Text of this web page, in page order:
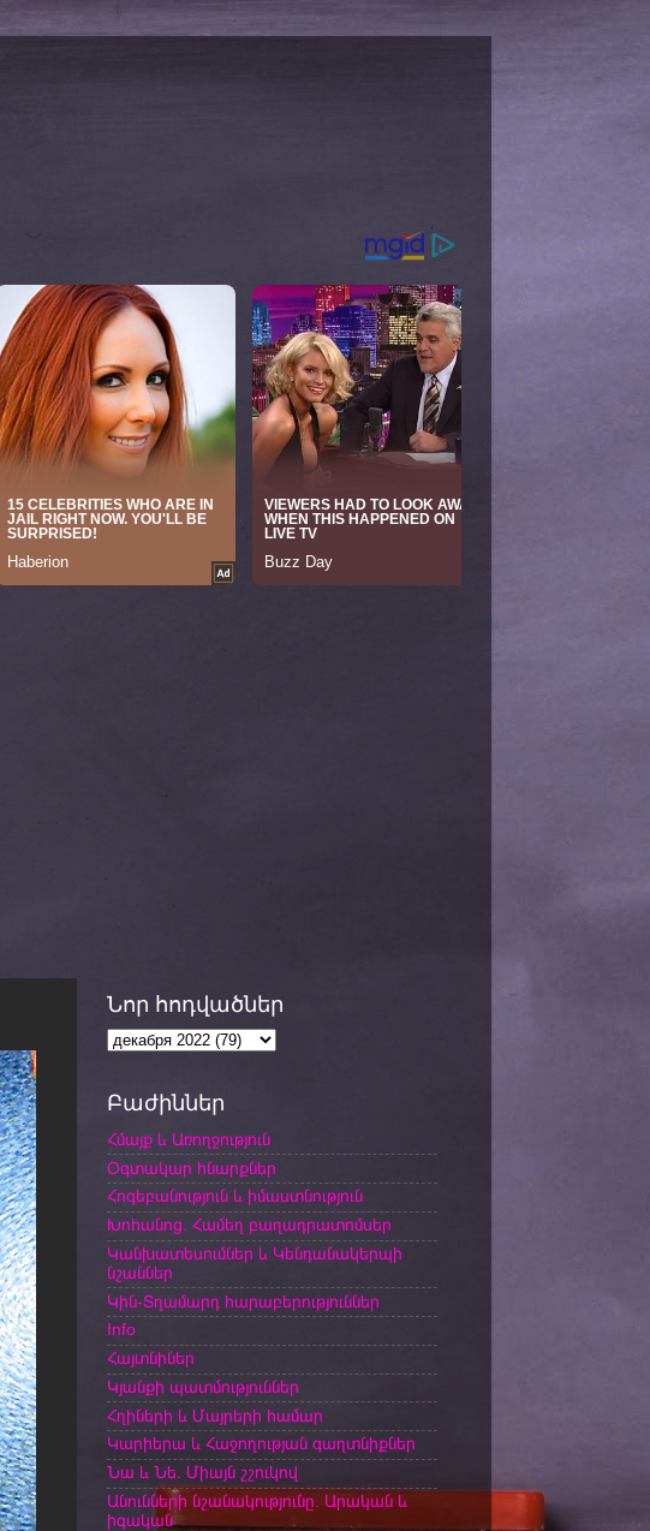
Նոր հոդվածներ
Բաժիններ
Հմայք և Առողջություն
Օգտակար հնարքներ
Հոգեբանություն և իմաստնություն
Խոհանոց. Համեղ բաղադրատոմսեր
Կանխատեսումներ և Կենդանակերպի
նշաններ
Կին-Տղամարդ հարաբերություններ
Info
Հայտնիներ
Կյանքի պատմություններ
Հղիների և Մայրերի համար
Կարիերա և Հաջողության գաղտնիքներ
Նա և Նե. Միայն շշուկով
Անունների նշանակությունը. Արական և
իգական